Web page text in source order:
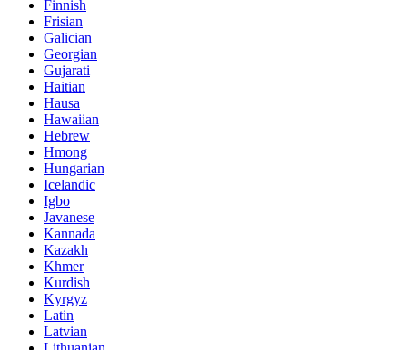
Finnish
Frisian
Galician
Georgian
Gujarati
Haitian
Hausa
Hawaiian
Hebrew
Hmong
Hungarian
Icelandic
Igbo
Javanese
Kannada
Kazakh
Khmer
Kurdish
Kyrgyz
Latin
Latvian